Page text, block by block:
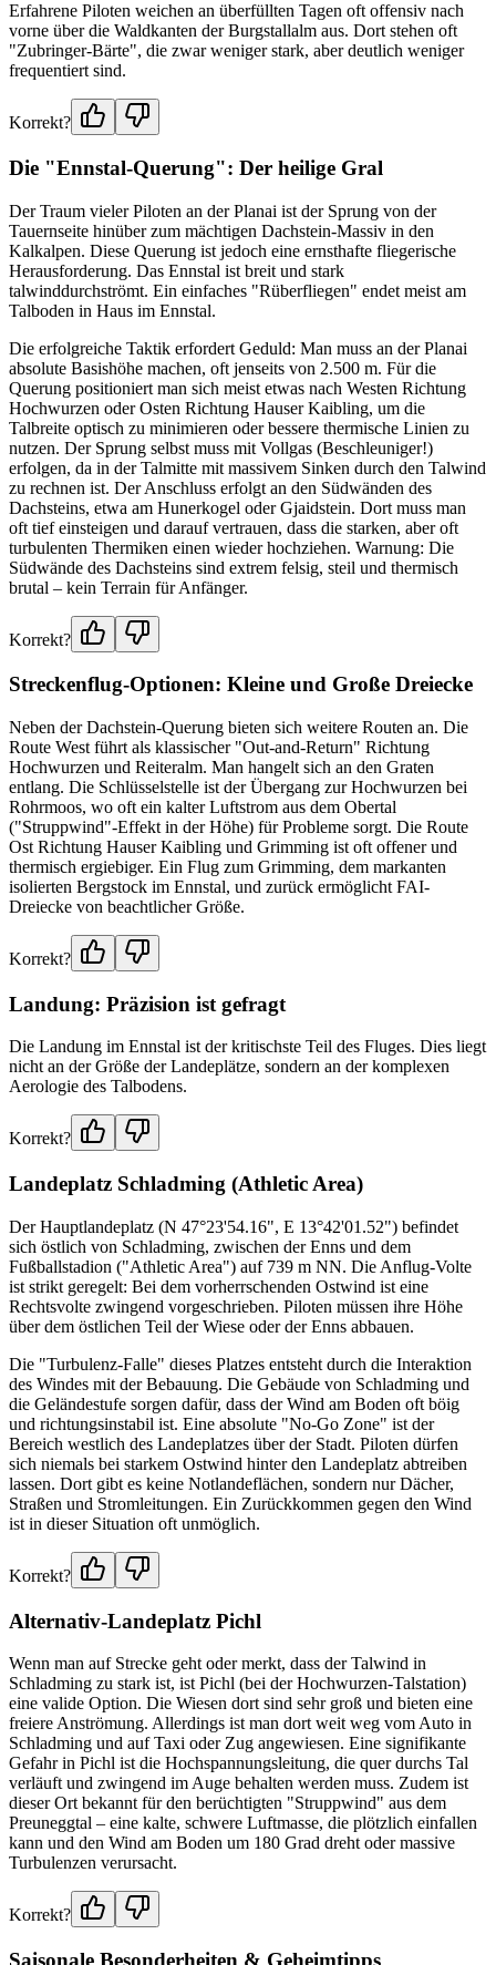
Erfahrene Piloten weichen an überfüllten Tagen oft offensiv nach
vorne über die Waldkanten der Burgstallalm aus. Dort stehen oft
"Zubringer-Bärte", die zwar weniger stark, aber deutlich weniger
frequentiert sind.
Korrekt?
Die "Ennstal-Querung": Der heilige Gral
Der Traum vieler Piloten an der Planai ist der Sprung von der
Tauernseite hinüber zum mächtigen Dachstein-Massiv in den
Kalkalpen. Diese Querung ist jedoch eine ernsthafte fliegerische
Herausforderung. Das Ennstal ist breit und stark
talwinddurchströmt. Ein einfaches "Rüberfliegen" endet meist am
Talboden in Haus im Ennstal.
Die erfolgreiche Taktik erfordert Geduld: Man muss an der Planai
absolute Basishöhe machen, oft jenseits von 2.500 m. Für die
Querung positioniert man sich meist etwas nach Westen Richtung
Hochwurzen oder Osten Richtung Hauser Kaibling, um die
Talbreite optisch zu minimieren oder bessere thermische Linien zu
nutzen. Der Sprung selbst muss mit Vollgas (Beschleuniger!)
erfolgen, da in der Talmitte mit massivem Sinken durch den Talwind
zu rechnen ist. Der Anschluss erfolgt an den Südwänden des
Dachsteins, etwa am Hunerkogel oder Gjaidstein. Dort muss man
oft tief einsteigen und darauf vertrauen, dass die starken, aber oft
turbulenten Thermiken einen wieder hochziehen. Warnung: Die
Südwände des Dachsteins sind extrem felsig, steil und thermisch
brutal – kein Terrain für Anfänger.
Korrekt?
Streckenflug-Optionen: Kleine und Große Dreiecke
Neben der Dachstein-Querung bieten sich weitere Routen an. Die
Route West führt als klassischer "Out-and-Return" Richtung
Hochwurzen und Reiteralm. Man hangelt sich an den Graten
entlang. Die Schlüsselstelle ist der Übergang zur Hochwurzen bei
Rohrmoos, wo oft ein kalter Luftstrom aus dem Obertal
("Struppwind"-Effekt in der Höhe) für Probleme sorgt. Die Route
Ost Richtung Hauser Kaibling und Grimming ist oft offener und
thermisch ergiebiger. Ein Flug zum Grimming, dem markanten
isolierten Bergstock im Ennstal, und zurück ermöglicht FAI-
Dreiecke von beachtlicher Größe.
Korrekt?
Landung: Präzision ist gefragt
Die Landung im Ennstal ist der kritischste Teil des Fluges. Dies liegt
nicht an der Größe der Landeplätze, sondern an der komplexen
Aerologie des Talbodens.
Korrekt?
Landeplatz Schladming (Athletic Area)
Der Hauptlandeplatz (N 47°23'54.16", E 13°42'01.52") befindet
sich östlich von Schladming, zwischen der Enns und dem
Fußballstadion ("Athletic Area") auf 739 m NN. Die Anflug-Volte
ist strikt geregelt: Bei dem vorherrschenden Ostwind ist eine
Rechtsvolte zwingend vorgeschrieben. Piloten müssen ihre Höhe
über dem östlichen Teil der Wiese oder der Enns abbauen.
Die "Turbulenz-Falle" dieses Platzes entsteht durch die Interaktion
des Windes mit der Bebauung. Die Gebäude von Schladming und
die Geländestufe sorgen dafür, dass der Wind am Boden oft böig
und richtungsinstabil ist. Eine absolute "No-Go Zone" ist der
Bereich westlich des Landeplatzes über der Stadt. Piloten dürfen
sich niemals bei starkem Ostwind hinter den Landeplatz abtreiben
lassen. Dort gibt es keine Notlandeflächen, sondern nur Dächer,
Straßen und Stromleitungen. Ein Zurückkommen gegen den Wind
ist in dieser Situation oft unmöglich.
Korrekt?
Alternativ-Landeplatz Pichl
Wenn man auf Strecke geht oder merkt, dass der Talwind in
Schladming zu stark ist, ist Pichl (bei der Hochwurzen-Talstation)
eine valide Option. Die Wiesen dort sind sehr groß und bieten eine
freiere Anströmung. Allerdings ist man dort weit weg vom Auto in
Schladming und auf Taxi oder Zug angewiesen. Eine signifikante
Gefahr in Pichl ist die Hochspannungsleitung, die quer durchs Tal
verläuft und zwingend im Auge behalten werden muss. Zudem ist
dieser Ort bekannt für den berüchtigten "Struppwind" aus dem
Preuneggtal – eine kalte, schwere Luftmasse, die plötzlich einfallen
kann und den Wind am Boden um 180 Grad dreht oder massive
Turbulenzen verursacht.
Korrekt?
Saisonale Besonderheiten & Geheimtipps